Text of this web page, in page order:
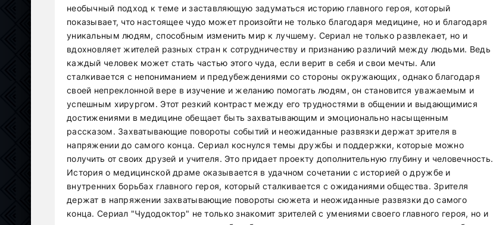
необычный подход к теме и заставляющую задуматься историю главного героя, который
показывает, что настоящее чудо может произойти не только благодаря медицине, но и благодаря
уникальным людям, способным изменить мир к лучшему. Сериал не только развлекает, но и
вдохновляет жителей разных стран к сотрудничеству и признанию различий между людьми. Ведь
каждый человек может стать частью этого чуда, если верит в себя и свои мечты. Али
сталкивается с непониманием и предубеждениями со стороны окружающих, однако благодаря
своей непреклонной вере в изучение и желанию помогать людям, он становится уважаемым и
успешным хирургом. Этот резкий контраст между его трудностями в общении и выдающимися
достижениями в медицине обещает быть захватывающим и эмоционально насыщенным
рассказом. Захватывающие повороты событий и неожиданные развязки держат зрителя в
напряжении до самого конца. Сериал коснулся темы дружбы и поддержки, которые можно
получить от своих друзей и учителя. Это придает проекту дополнительную глубину и человечность.
История о медицинской драме оказывается в удачном сочетании с историей о дружбе и
внутренних борьбах главного героя, который сталкивается с ожиданиями общества. Зрителя
держат в напряжении захватывающие повороты сюжета и неожиданные развязки до самого
конца. Сериал "Чудодоктор" не только знакомит зрителей с умениями своего главного героя, но и